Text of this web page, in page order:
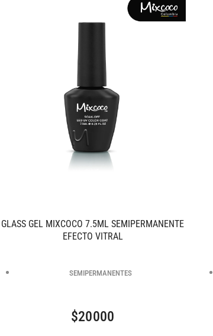
GLASS GEL MIXCOCO 7.5ML SEMIPERMANENTE
EFECTO VITRAL
SEMIPERMANENTES
$20000